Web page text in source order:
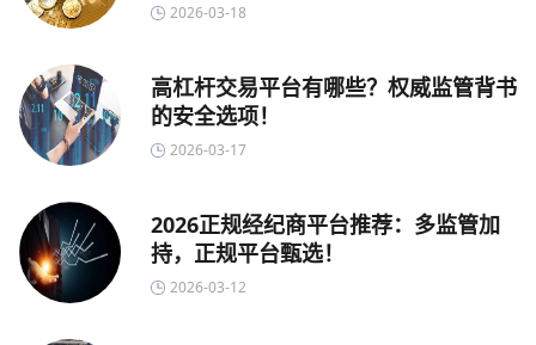
2026-03-18
高杠杆交易平台有哪些？权威监管背书
的安全选项！
2026-03-17
2026正规经纪商平台推荐：多监管加
持，正规平台甄选！
2026-03-12